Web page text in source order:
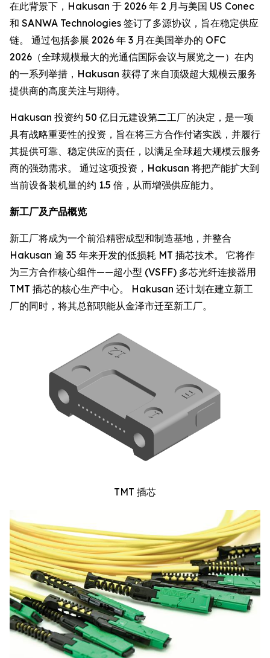
在此背景下，Hakusan 于 2026 年 2 月与美国 US Conec
和 SANWA Technologies 签订了多源协议，旨在稳定供应
链。 通过包括参展 2026 年 3 月在美国举办的 OFC
2026（全球规模最大的光通信国际会议与展览之一）在内
的一系列举措，Hakusan 获得了来自顶级超大规模云服务
提供商的高度关注与期待。
Hakusan 投资约 50 亿日元建设第二工厂的决定，是一项
具有战略重要性的投资，旨在将三方合作付诸实践，并履行
其提供可靠、稳定供应的责任，以满足全球超大规模云服务
商的强劲需求。 通过这项投资，Hakusan 将把产能扩大到
当前设备装机量的约 1.5 倍，从而增强供应能力。
新工厂及产品概览
新工厂将成为一个前沿精密成型和制造基地，并整合
Hakusan 逾 35 年来开发的低损耗 MT 插芯技术。 它将作
为三方合作核心组件——超小型 (VSFF) 多芯光纤连接器用
TMT 插芯的核心生产中心。 Hakusan 还计划在建立新工
厂的同时，将其总部职能从金泽市迁至新工厂。
TMT 插芯